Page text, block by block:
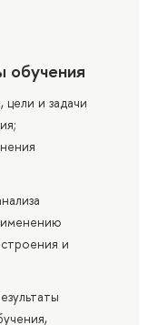
обучения
и задачи
и